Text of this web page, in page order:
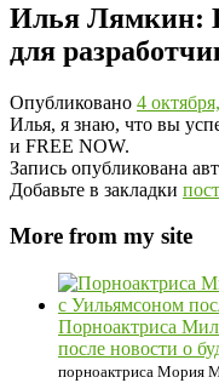
Илья Лямкин:
для
Опубликовано 4
Илья, я знаю, что вы
и FREE NOW.
Запись опубликована
Добавьте в закладки
More from my site
Порноактриса
после новости о
порноактриса Мория